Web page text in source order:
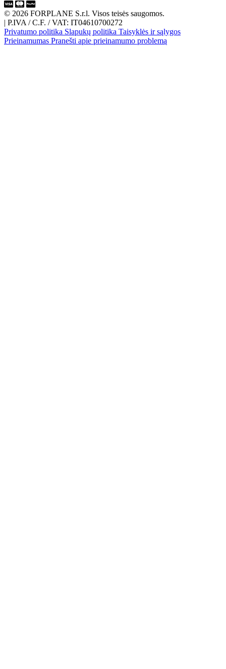
© 2026 FORPLANE S.r.l. Visos teisės saugomos.
| P.IVA / C.F. / VAT: IT04610700272
Privatumo politika Slapukų politika Taisyklės ir sąlygos
Prieinamumas Pranešti apie prieinamumo problemą